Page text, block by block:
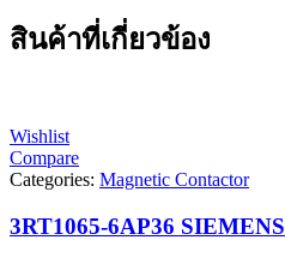
สินค้าที่เกี่ยวข้อง
Wishlist
Compare
Categories: Magnetic Contactor
3RT1065-6AP36 SIEMENS